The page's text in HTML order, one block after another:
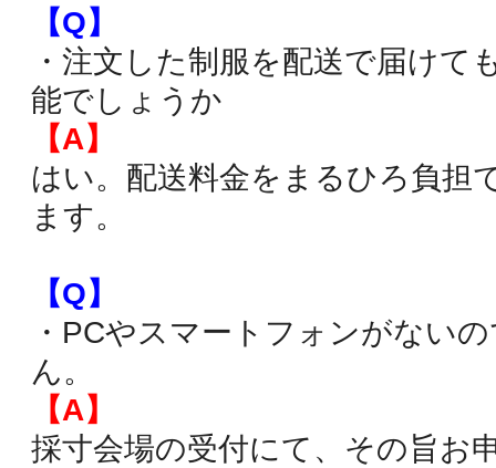
【Q】
・注文した制服を配送で届けて
能でしょうか
【A】
はい。配送料金をまるひろ負担
ます。
【Q】
・PCやスマートフォンがない
ん。
【A】
採寸会場の受付にて、その旨お